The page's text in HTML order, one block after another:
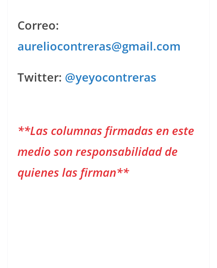
Correo:
aureliocontreras@gmail.com
Twitter: @yeyocontreras
**Las columnas firmadas en este
medio son responsabilidad de
quienes las firman**